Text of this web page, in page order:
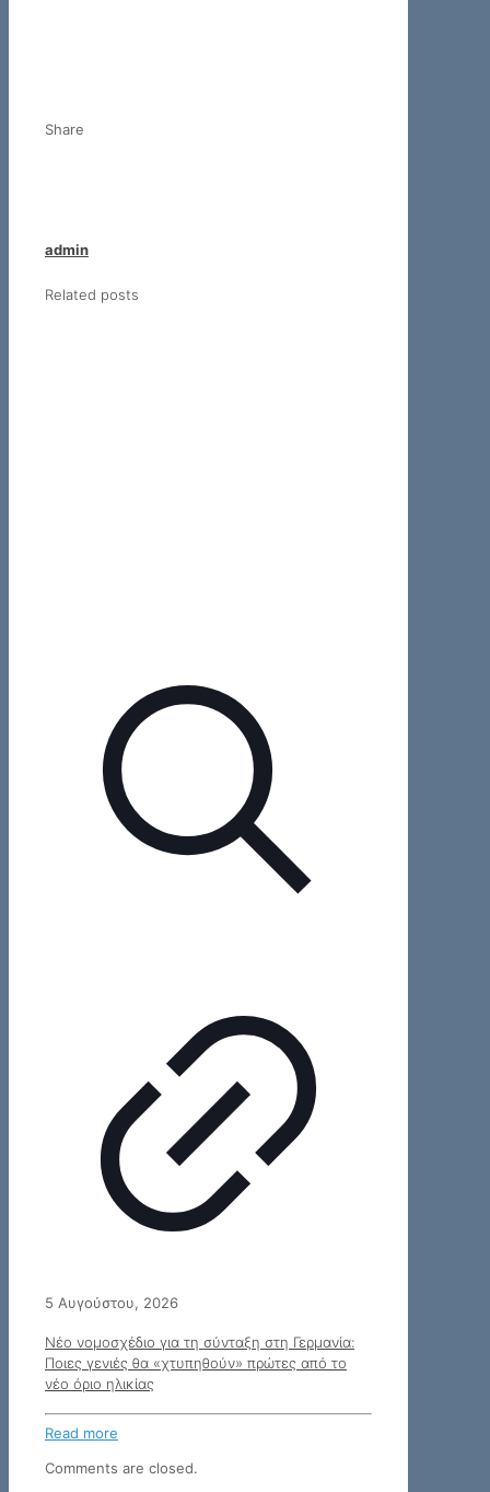
Share
admin
Related posts
5 Αυγούστου, 2026
Νέο νομοσχέδιο για τη σύνταξη στη Γερμανία:
Ποιες γενιές θα «χτυπηθούν» πρώτες από το
νέο όριο ηλικίας
Read more
Comments are closed.